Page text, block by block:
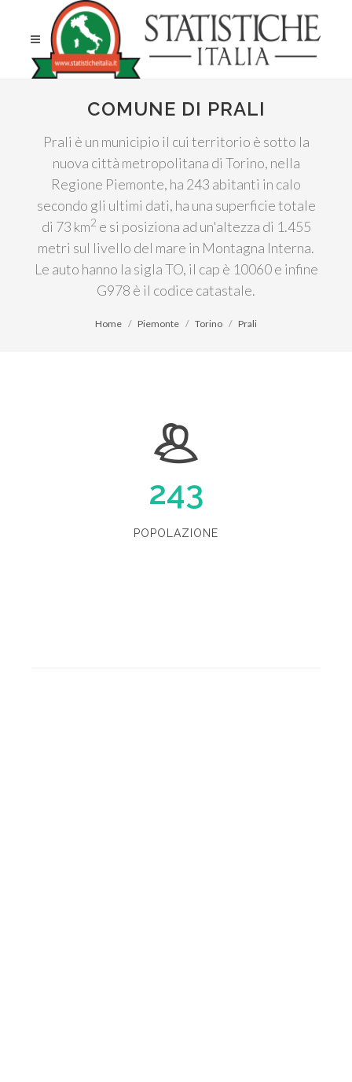
COMUNE DI PRALI
Prali è un municipio il cui territorio è sotto la
nuova città metropolitana di Torino, nella
Regione Piemonte, ha 243 abitanti in calo
secondo gli ultimi dati, ha una superficie totale
di 73 km2 e si posiziona ad un'altezza di 1.455
metri sul livello del mare in Montagna Interna.
Le auto hanno la sigla TO, il cap è 10060 e infine
G978 è il codice catastale.
Home Piemonte Torino Prali
243
POPOLAZIONE